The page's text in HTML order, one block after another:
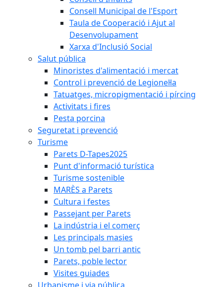
Consell Municipal de l'Esport
Taula de Cooperació i Ajut al
Desenvolupament
Xarxa d'Inclusió Social
Salut pública
Minoristes d'alimentació i mercat
Control i prevenció de Legionel·la
Tatuatges, micropigmentació i pírcing
Activitats i fires
Pesta porcina
Seguretat i prevenció
Turisme
Parets D-Tapes2025
Punt d'informació turística
Turisme sostenible
MARÈS a Parets
Cultura i festes
Passejant per Parets
La indústria i el comerç
Les principals masies
Un tomb pel barri antic
Parets, poble lector
Visites guiades